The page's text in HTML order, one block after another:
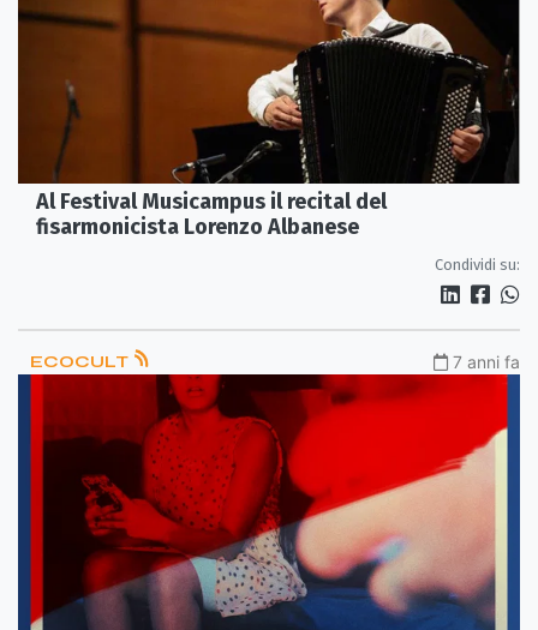
Al Festival Musicampus il recital del
fisarmonicista Lorenzo Albanese
Condividi su:
ECOCULT 7 anni fa